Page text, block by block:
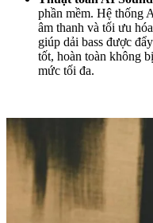
phần mềm. Hệ thống
âm thanh và tối ưu
giúp dải bass được
tốt, hoàn toàn không
mức tối đa.